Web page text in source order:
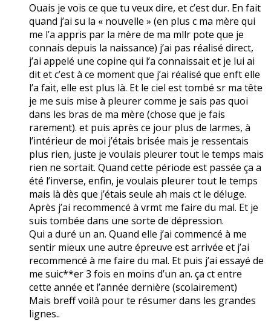
Ouais je vois ce que tu veux dire, et c’est dur. En fait
quand j’ai su la « nouvelle » (en plus c ma mère qui
me l’a appris par la mère de ma mllr pote que je
connais depuis la naissance) j’ai pas réalisé direct,
j’ai appelé une copine qui l’a connaissait et je lui ai
dit et c’est à ce moment que j’ai réalisé que enft elle
l’a fait, elle est plus là. Et le ciel est tombé sr ma tête
je me suis mise à pleurer comme je sais pas quoi
dans les bras de ma mère (chose que je fais
rarement). et puis après ce jour plus de larmes, à
l’intérieur de moi j’étais brisée mais je ressentais
plus rien, juste je voulais pleurer tout le temps mais
rien ne sortait. Quand cette période est passée ça a
été l’inverse, enfin, je voulais pleurer tout le temps
mais là dès que j’étais seule ah mais ct le déluge.
Après j’ai recommencé à vrmt me faire du mal. Et je
suis tombée dans une sorte de dépression.
Qui a duré un an. Quand elle j’ai commencé à me
sentir mieux une autre épreuve est arrivée et j’ai
recommencé à me faire du mal. Et puis j’ai essayé de
me suic**er 3 fois en moins d’un an. ça ct entre
cette année et l’année dernière (scolairement)
Mais breff voilà pour te résumer dans les grandes
lignes..